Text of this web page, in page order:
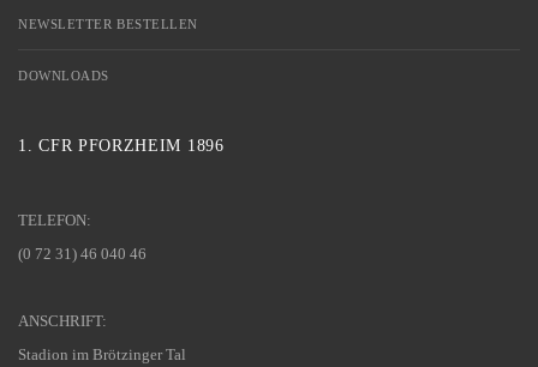
NEWSLETTER BESTELLEN
DOWNLOADS
1. CFR PFORZHEIM 1896
TELEFON:
(0 72 31) 46 040 46
ANSCHRIFT:
Stadion im Brötzinger Tal